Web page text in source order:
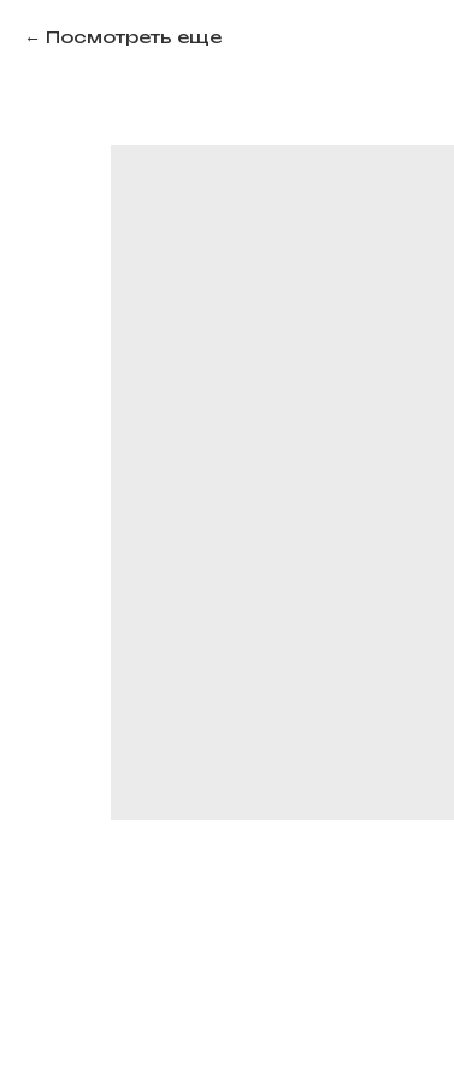
Посмотреть еще